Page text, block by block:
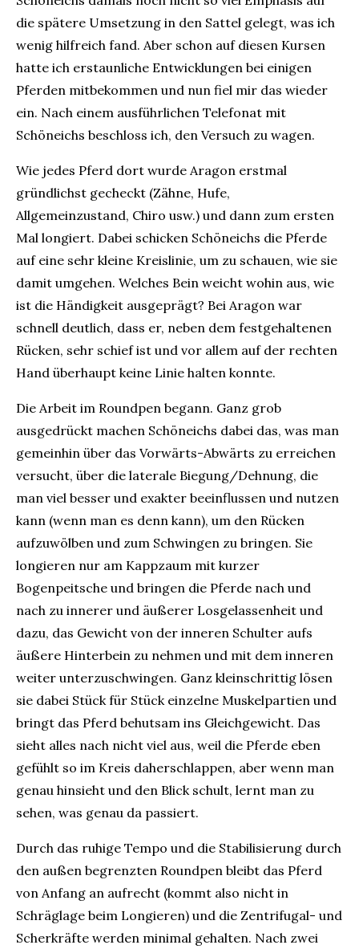
die spätere Umsetzung in den Sattel gelegt, was ich
wenig hilfreich fand. Aber schon auf diesen Kursen
hatte ich erstaunliche Entwicklungen bei einigen
Pferden mitbekommen und nun fiel mir das wieder
ein. Nach einem ausführlichen Telefonat mit
Schöneichs beschloss ich, den Versuch zu wagen.
Wie jedes Pferd dort wurde Aragon erstmal
gründlichst gecheckt (Zähne, Hufe,
Allgemeinzustand, Chiro usw.) und dann zum ersten
Mal longiert. Dabei schicken Schöneichs die Pferde
auf eine sehr kleine Kreislinie, um zu schauen, wie sie
damit umgehen. Welches Bein weicht wohin aus, wie
ist die Händigkeit ausgeprägt? Bei Aragon war
schnell deutlich, dass er, neben dem festgehaltenen
Rücken, sehr schief ist und vor allem auf der rechten
Hand überhaupt keine Linie halten konnte.
Die Arbeit im Roundpen begann. Ganz grob
ausgedrückt machen Schöneichs dabei das, was man
gemeinhin über das Vorwärts-Abwärts zu erreichen
versucht, über die laterale Biegung/Dehnung, die
man viel besser und exakter beeinflussen und nutzen
kann (wenn man es denn kann), um den Rücken
aufzuwölben und zum Schwingen zu bringen. Sie
longieren nur am Kappzaum mit kurzer
Bogenpeitsche und bringen die Pferde nach und
nach zu innerer und äußerer Losgelassenheit und
dazu, das Gewicht von der inneren Schulter aufs
äußere Hinterbein zu nehmen und mit dem inneren
weiter unterzuschwingen. Ganz kleinschrittig lösen
sie dabei Stück für Stück einzelne Muskelpartien und
bringt das Pferd behutsam ins Gleichgewicht. Das
sieht alles nach nicht viel aus, weil die Pferde eben
gefühlt so im Kreis daherschlappen, aber wenn man
genau hinsieht und den Blick schult, lernt man zu
sehen, was genau da passiert.
Durch das ruhige Tempo und die Stabilisierung durch
den außen begrenzten Roundpen bleibt das Pferd
von Anfang an aufrecht (kommt also nicht in
Schräglage beim Longieren) und die Zentrifugal- und
Scherkräfte werden minimal gehalten. Nach zwei